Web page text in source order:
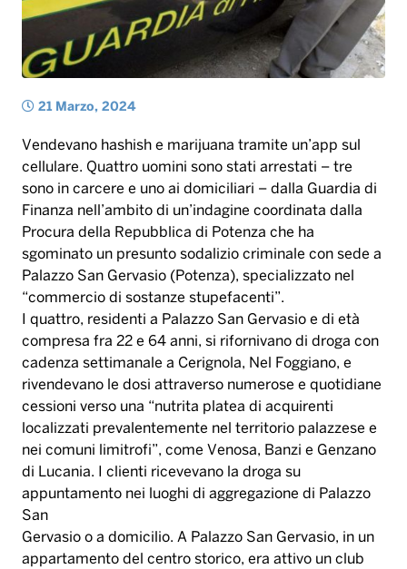
21 Marzo, 2024
Vendevano hashish e marijuana tramite un’app sul
cellulare. Quattro uomini sono stati arrestati – tre
sono in carcere e uno ai domiciliari – dalla Guardia di
Finanza nell’ambito di un’indagine coordinata dalla
Procura della Repubblica di Potenza che ha
sgominato un presunto sodalizio criminale con sede a
Palazzo San Gervasio (Potenza), specializzato nel
“commercio di sostanze stupefacenti”.
I quattro, residenti a Palazzo San Gervasio e di età
compresa fra 22 e 64 anni, si rifornivano di droga con
cadenza settimanale a Cerignola, Nel Foggiano, e
rivendevano le dosi attraverso numerose e quotidiane
cessioni verso una “nutrita platea di acquirenti
localizzati prevalentemente nel territorio palazzese e
nei comuni limitrofi”, come Venosa, Banzi e Genzano
di Lucania. I clienti ricevevano la droga su
appuntamento nei luoghi di aggregazione di Palazzo
San
Gervasio o a domicilio. A Palazzo San Gervasio, in un
appartamento del centro storico, era attivo un club